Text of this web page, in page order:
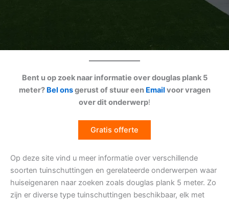
Bent u op zoek naar informatie over douglas plank 5
meter? Bel onsgerust of stuur een Email voor vragen
over dit onderwerp!
Gratis offerte
Op deze site vind u meer informatie over verschillende
soorten tuinschuttingen en gerelateerde onderwerpen waar
huiseigenaren naar zoeken zoals douglas plank 5 meter. Zo
zijn er diverse type tuinschuttingen beschikbaar, elk met